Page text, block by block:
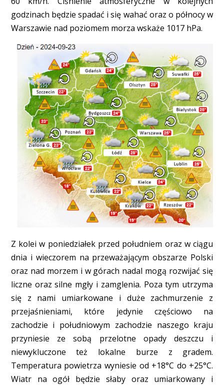
godzinach będzie spadać i się wahać oraz o północy w
Warszawie nad poziomem morza wskaże 1017 hPa.
Z kolei w poniedziałek przed południem oraz w ciągu
dnia i wieczorem na przeważającym obszarze Polski
oraz nad morzem i w górach nadal mogą rozwijać się
liczne oraz silne mgły i zamglenia. Poza tym utrzyma
się z nami umiarkowane i duże zachmurzenie z
przejaśnieniami, które jedynie częściowo na
zachodzie i południowym zachodzie naszego kraju
przyniesie ze sobą przelotne opady deszczu i
niewykluczone też lokalne burze z gradem.
Temperatura powietrza wyniesie od +18°C do +25°C.
Wiatr na ogół będzie słaby oraz umiarkowany i